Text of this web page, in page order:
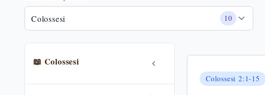
Colossesi 10
📖 Colossesi
Colossesi 2:1-15